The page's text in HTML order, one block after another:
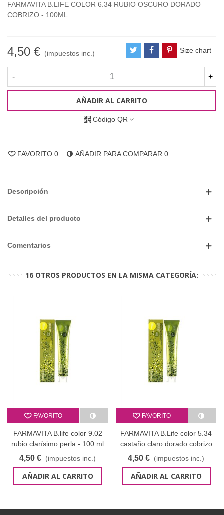
FARMAVITA B.LIFE COLOR 6.34 RUBIO OSCURO DORADO
COBRIZO - 100ML
4,50 € (impuestos inc.) Size chart
- +
AÑADIR AL CARRITO
Código QR
FAVORITO 0 AÑADIR PARA COMPARAR 0
Descripción
Detalles del producto
Comentarios
16 OTROS PRODUCTOS EN LA MISMA CATEGORÍA:
FAVORITO
FARMAVITA B.life color 9.02
rubio clarísimo perla - 100 ml
4,50 € (impuestos inc.)
AÑADIR AL CARRITO
FAVORITO
FARMAVITA B.Life color 5.34
castaño claro dorado cobrizo
- 100 ml
4,50 € (impuestos inc.)
AÑADIR AL CARRITO